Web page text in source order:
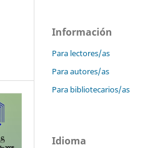
Información
Para lectores/as
Para autores/as
Para bibliotecarios/as
Idioma